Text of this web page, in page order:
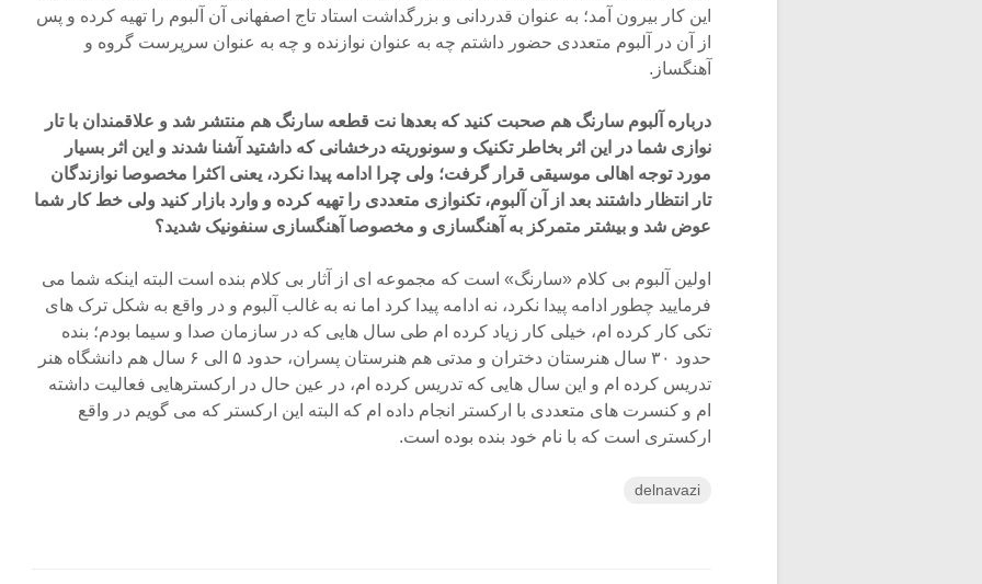
این کار بیرون آمد؛ به عنوان قدردانی و بزرگداشت استاد تاج اصفهانی آن آلبوم را تهیه کرده و پس
از آن در آلبوم متعددی حضور داشتم چه به عنوان نوازنده و چه به عنوان سرپرست گروه و
آهنگساز.
درباره آلبوم سارنگ هم صحبت کنید که بعدها نت قطعه سارنگ هم منتشر شد و علاقمندان با تار
نوازی شما در این اثر بخاطر تکنیک و سونوریته درخشانی که داشتید آشنا شدند و این اثر بسیار
مورد توجه اهالی موسیقی قرار گرفت؛ ولی چرا ادامه پیدا نکرد، یعنی اکثرا مخصوصا نوازندگان
تار انتظار داشتند بعد از آن آلبوم، تکنوازی متعددی را تهیه کرده و وارد بازار کنید ولی خط کار شما
عوض شد و بیشتر متمرکز به آهنگسازی و مخصوصا آهنگسازی سنفونیک شدید؟
اولین آلبوم بی کلام «سارنگ» است که مجموعه ای از آثار بی کلام بنده است البته اینکه شما می
فرمایید چطور ادامه پیدا نکرد، نه ادامه پیدا کرد اما نه به غالب آلبوم و در واقع به شکل ترک های
تکی کار کرده ام، خیلی کار زیاد کرده ام طی سال هایی که در سازمان صدا و سیما بودم؛ بنده
حدود ۳۰ سال هنرستان دختران و مدتی هم هنرستان پسران، حدود ۵ الی ۶ سال هم دانشگاه هنر
تدریس کرده ام و این سال هایی که تدریس کرده ام، در عین حال در ارکسترهایی فعالیت داشته
ام و کنسرت های متعددی با ارکستر انجام داده ام که البته این ارکستر که می گویم در واقع
ارکستری است که با نام خود بنده بوده است.
delnavazi